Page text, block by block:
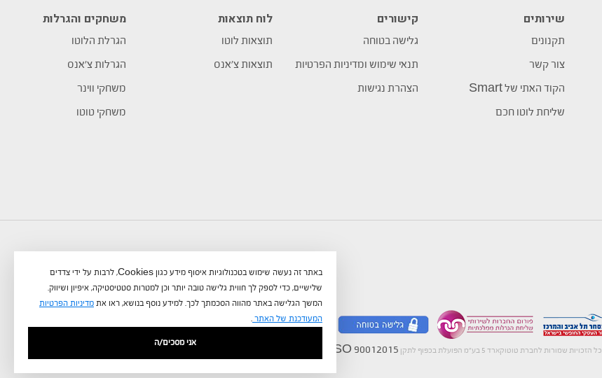
שירותים
תקנונים
צור קשר
הקוד האתי של Smart
שליחת לוטו חכם
קישורים
גלישה בטוחה
תנאי שימוש ומדיניות הפרטיות
הצהרת נגישות
לוח תוצאות
תוצאות לוטו
תוצאות צ’אנס
משחקים והגרלות
הגרלת הלוטו
הגרלות צ’אנס
משחקי ווינר
משחקי טוטו
ISO 90012015 כל הזכויות שמורות לחברת טוטוקארד 5 בע"מ הפועלת בכפוף לתקן
באתר זה נעשה שימוש בטכנולוגיות איסוף מידע כגון Cookies, לרבות על ידי צדדים
שלישיים, כדי לספק לך חווית גלישה טובה יותר וכן למטרות סטטיסטיקה, איפיון ושיווק.
המשך הגלישה באתר מהווה הסכמתך לכך. למידע נוסף בנושא, ראו את מדיניות הפרטיות
המעודכנת של האתר .
אני מסכים/ה